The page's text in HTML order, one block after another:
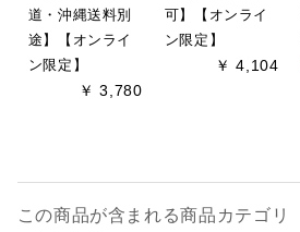
道・沖縄送料別
途】【オンライ
ン限定】
￥ 3,780
可】【オンライ
ン限定】
￥ 4,104
この商品が含まれる商品カテゴリ